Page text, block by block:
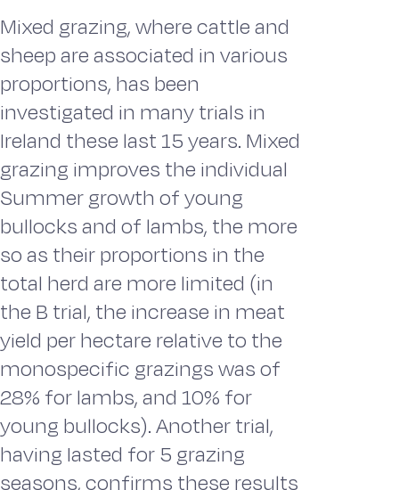
Mixed grazing, where cattle and
sheep are associated in various
proportions, has been
investigated in many trials in
Ireland these last 15 years. Mixed
grazing improves the individual
Summer growth of young
bullocks and of lambs, the more
so as their proportions in the
total herd are more limited (in
the B trial, the increase in meat
yield per hectare relative to the
monospecific grazings was of
28% for lambs, and 10% for
young bullocks). Another trial,
having Iasted for 5 grazing
seasons, confirms these results